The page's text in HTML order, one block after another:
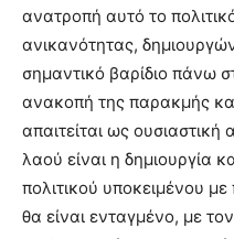
ανατροπή αυτό το
ανικανότητας,
σημαντικό βαρίδιο πάνω
ανακοπή της παρακμής
απαιτείται ως ουσιαστική
λαού είναι η δημιουργία
πολιτικού υποκειμένου
θα είναι ενταγμένο, με